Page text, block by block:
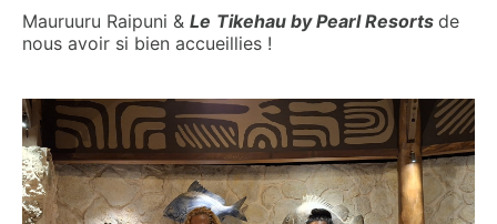
Mauruuru Raipuni & Le Tikehau by Pearl Resorts de
nous avoir si bien accueillies !